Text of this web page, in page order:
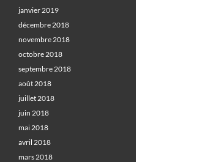
janvier 2019
décembre 2018
novembre 2018
octobre 2018
septembre 2018
août 2018
juillet 2018
juin 2018
mai 2018
avril 2018
mars 2018